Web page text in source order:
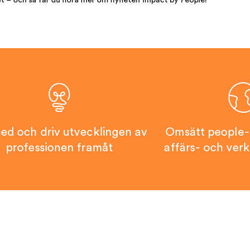
och driv utvecklingen av
professionen framåt
Omsätt
affärs- och